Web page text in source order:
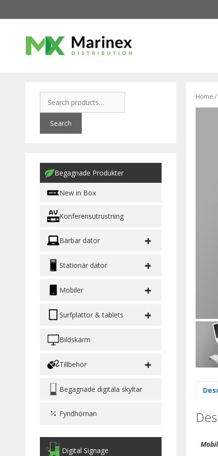
Home /
Search
Begagnade Produkter
New in Box
Konferensutrustning
Bärbar dator +
Stationär dator +
Mobiler +
Surfplattor & tablets +
Bildskärm
Tillbehör +
Begagnade digitala skyltar
Fyndhörnan
Digital Signage